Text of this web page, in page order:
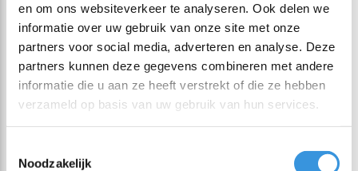
en om ons websiteverkeer te analyseren. Ook delen we
informatie over uw gebruik van onze site met onze
partners voor social media, adverteren en analyse. Deze
partners kunnen deze gegevens combineren met andere
informatie die u aan ze heeft verstrekt of die ze hebben
verzameld op basis van uw gebruik van hun services.
Noodzakelijk